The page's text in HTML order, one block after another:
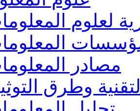
لعلوم
مصادر
وطرق